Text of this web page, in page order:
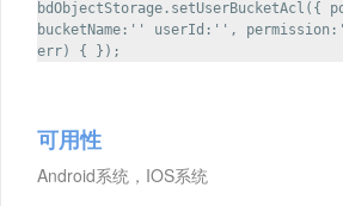
bdObjectStorage.setUserBucketAcl({
bucketName:'' userId:'',
err) { });
可用性
Android系统，IOS系统